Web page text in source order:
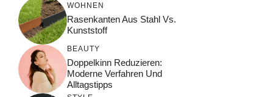
WOHNEN
Rasenkanten Aus Stahl Vs.
Kunststoff
BEAUTY
Doppelkinn Reduzieren:
Moderne Verfahren Und
Alltagstipps